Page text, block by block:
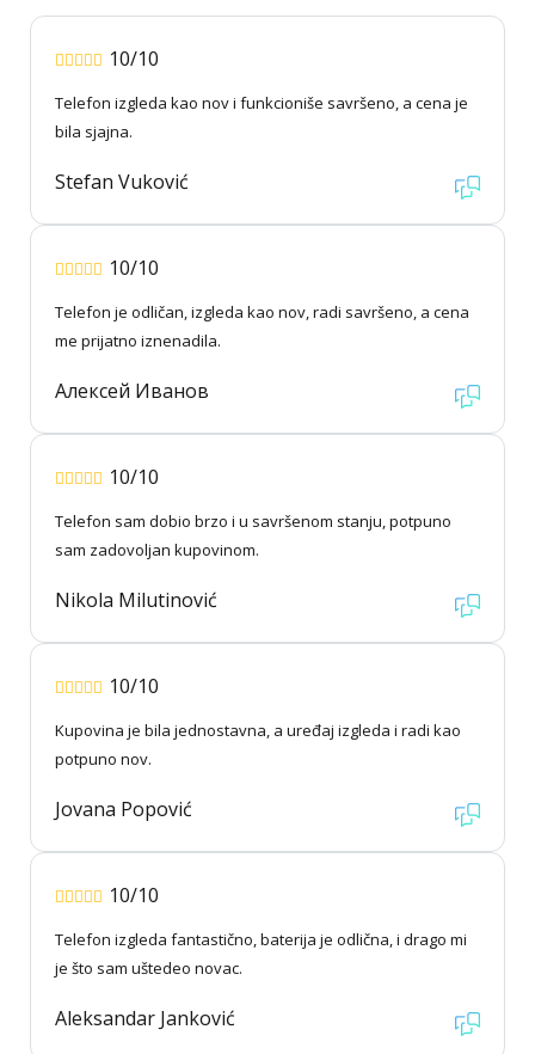
10/10
Telefon izgleda kao nov i funkcioniše savršeno, a cena je
bila sjajna.
Stefan Vuković
10/10
Telefon je odličan, izgleda kao nov, radi savršeno, a cena
me prijatno iznenadila.
Алексей Иванов
10/10
Telefon sam dobio brzo i u savršenom stanju, potpuno
sam zadovoljan kupovinom.
Nikola Milutinović
10/10
Kupovina je bila jednostavna, a uređaj izgleda i radi kao
potpuno nov.
Jovana Popović
10/10
Telefon izgleda fantastično, baterija je odlična, i drago mi
je što sam uštedeo novac.
Aleksandar Janković